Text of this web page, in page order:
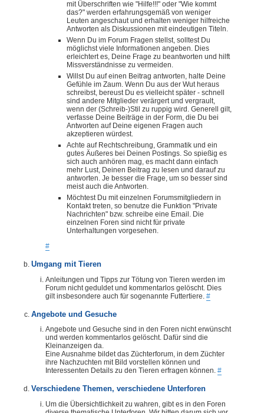
mit Überschriften wie "Hilfe!!!" oder "Wie kommt
das?" werden erfahrungsgemäß von weniger
Leuten angeschaut und erhalten weniger hilfreiche
Antworten als Diskussionen mit eindeutigen Titeln.
Wenn Du im Forum Fragen stellst, solltest Du
möglichst viele Informationen angeben. Dies
erleichtert es, Deine Frage zu beantworten und hilft
Missverständnisse zu vermeiden.
Willst Du auf einen Beitrag antworten, halte Deine
Gefühle im Zaum. Wenn Du aus der Wut heraus
schreibst, bereust Du es vielleicht später - schnell
sind andere Mitglieder verärgert und vergrault,
wenn der (Schreib-)Stil zu ruppig wird. Generell gilt,
verfasse Deine Beiträge in der Form, die Du bei
Antworten auf Deine eigenen Fragen auch
akzeptieren würdest.
Achte auf Rechtschreibung, Grammatik und ein
gutes Äußeres bei Deinen Postings. So spießig es
sich auch anhören mag, es macht dann einfach
mehr Lust, Deinen Beitrag zu lesen und darauf zu
antworten. Je besser die Frage, um so besser sind
meist auch die Antworten.
Möchtest Du mit einzelnen Forumsmitgliedern in
Kontakt treten, so benutze die Funktion "Private
Nachrichten" bzw. schreibe eine Email. Die
einzelnen Foren sind nicht für private
Unterhaltungen vorgesehen.
#
Umgang mit Tieren
Anleitungen und Tipps zur Tötung von Tieren werden im
Forum nicht geduldet und kommentarlos gelöscht. Dies
gilt insbesondere auch für sogenannte Futtertiere. #
Angebote und Gesuche
Angebote und Gesuche sind in den Foren nicht erwünscht
und werden kommentarlos gelöscht. Dafür sind die
Kleinanzeigen da.
Eine Ausnahme bildet das Züchterforum, in dem Züchter
ihre Nachzuchten mit Bild vorstellen können und
Interessenten Details zu den Tieren erfragen können. #
Verschiedene Themen, verschiedene Unterforen
Um die Übersichtlichkeit zu wahren, gibt es in den Foren